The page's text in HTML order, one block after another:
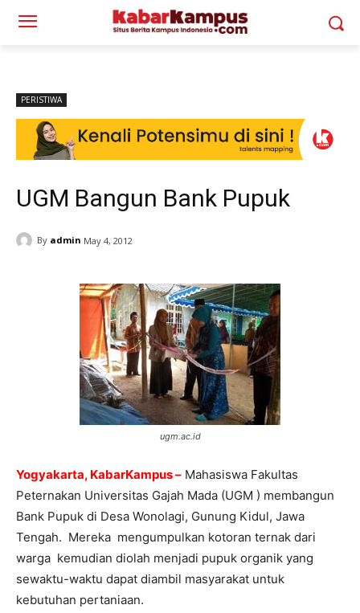
PERISTIWA
UGM Bangun Bank Pupuk
By admin May 4, 2012
ugm.ac.id
Yogyakarta, KabarKampus – Mahasiswa Fakultas
Peternakan Universitas Gajah Mada (UGM ) membangun
Bank Pupuk di Desa Wonolagi, Gunung Kidul, Jawa
Tengah. Mereka mengumpulkan kotoran ternak dari
warga kemudian diolah menjadi pupuk organik yang
sewaktu-waktu dapat diambil masyarakat untuk
kebutuhan pertaniaan.